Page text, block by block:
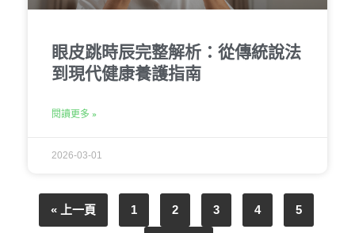
眼皮跳時辰完整解析：從傳統說法
到現代健康養護指南
閱讀更多 »
2026-03-01
« 上一頁 1 2 3 4 5